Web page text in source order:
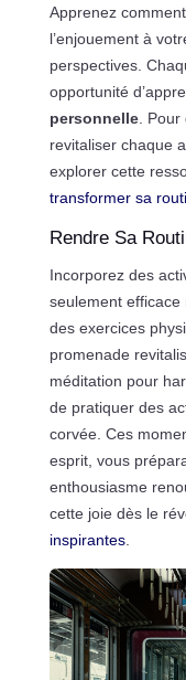
Apprenez
l’enjouement à
perspectives.
opportunité
personnelle. Pour
revitaliser chaque
explorer cette
transformer sa
Rendre Sa
Incorporez des
seulement efficace
des exercices
promenade
méditation pour
de pratiquer des
corvée. Ces
esprit, vous
enthousiasme
cette joie dès le
inspirantes.